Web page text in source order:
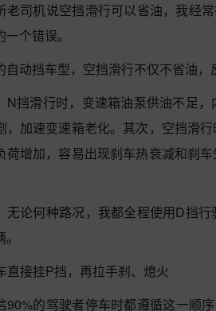
老司机说空挡滑行可以省油，我经
个错误。
自动挡车型，空挡滑行不仅不省油
N挡滑行时，变速箱油泵供油不足
，加速变速箱老化。其次，空挡滑
荷增加，容易出现刹车热衰减和刹
无论何种路况，我都全程使用D挡
直接挂P挡，再拉手刹、熄火
90%的驾驶者停车时都遵循这一